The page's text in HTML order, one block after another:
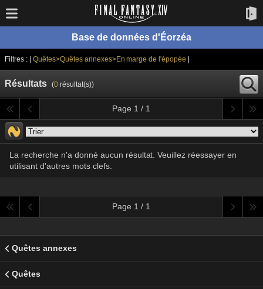
Base de données d'Éorzéa
Filtres : | Quêtes>Quêtes annexes>En marge de l'épopée
Résultats (0résultat(s))
Page 1 / 1
La recherche n'a donné aucun résultat. Veuillez réessayer en
utilisant d'autres mots clefs.
Page 1 / 1
Quêtes annexes
Quêtes